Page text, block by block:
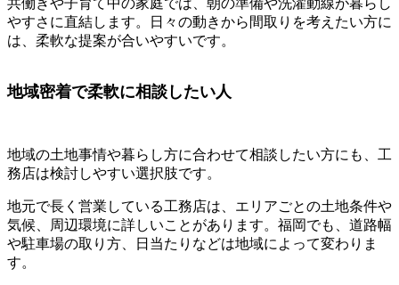
やすさに直結します。日々の動きから間取りを考えたい方に
は、柔軟な提案が合いやすいです。
地域密着で柔軟に相談したい人
地域の土地事情や暮らし方に合わせて相談したい方にも、工
務店は検討しやすい選択肢です。
地元で長く営業している工務店は、エリアごとの土地条件や
気候、周辺環境に詳しいことがあります。福岡でも、道路幅
や駐車場の取り方、日当たりなどは地域によって変わりま
す。